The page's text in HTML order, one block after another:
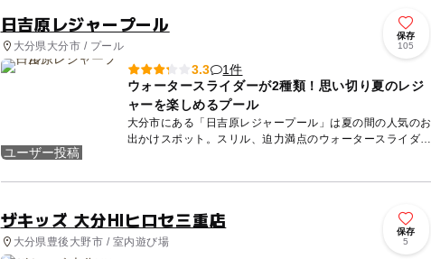
日吉原レジャープール
大分県大分市 / プール
保存
105
ユーザー投稿
3.3
1件
ウォータースライダーが2種類！思い切り夏のレジ
ャーを楽しめるプール
大分市にある「日吉原レジャープール」は夏の間の人気のお
出かけスポット。スリル、迫力満点のウォータースライダー
ザキッズ 大分HIヒロセ三重店
大分県豊後大野市 / 室内遊び場
保存
5